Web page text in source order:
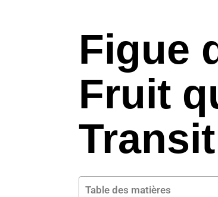
Figue
Fruit
Table des matières